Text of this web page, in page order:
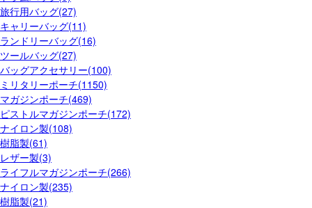
旅行用バッグ(27)
キャリーバッグ(11)
ランドリーバッグ(16)
ツールバッグ(27)
バッグアクセサリー(100)
ミリタリーポーチ(1150)
マガジンポーチ(469)
ピストルマガジンポーチ(172)
ナイロン製(108)
樹脂製(61)
レザー製(3)
ライフルマガジンポーチ(266)
ナイロン製(235)
樹脂製(21)